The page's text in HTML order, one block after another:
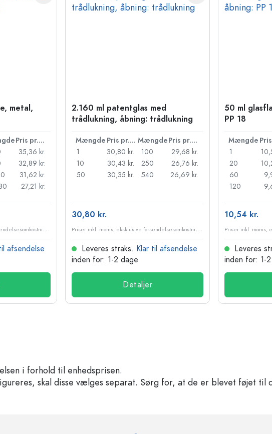
metal,
Pris pr. stk.
35,36 kr.
32,89 kr.
31,62 kr.
27,21 kr.
P
riser inkl. moms, eksklusive forsendelsesomkostninger
afsendelse
2.160 ml patentglas med
trådlukning, åbning: trådlukning
Mængde Pris pr. stk. Mængde
Pris pr. stk.
1
30,80 kr.
10
30,43 kr.
50
30,35 kr.
100
29,68 kr.
250
26,76 kr.
540
26,69 kr.
30,80 kr.
P
riser inkl. moms, eksklusive forsendelsesomkostninger
Leveres straks. Klar til afsendelse
inden for: 1-2 dage
Detaljer
50 ml
PP 18
Mængde
1
20
60
120
10,54 kr.
Leveres
inden for: 1-
i forhold til enhedsprisen.
skal disse vælges separat. Sørg for, at de er blevet føjet til